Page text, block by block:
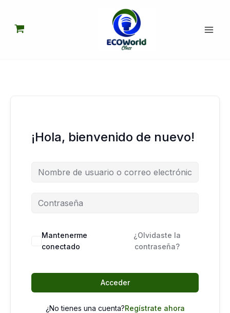
contenido
¡Hola, bienvenido de nuevo!
Mantenerme
conectado
¿Olvidaste la
contraseña?
Acceder
¿No tienes una cuenta?Regístrate ahora